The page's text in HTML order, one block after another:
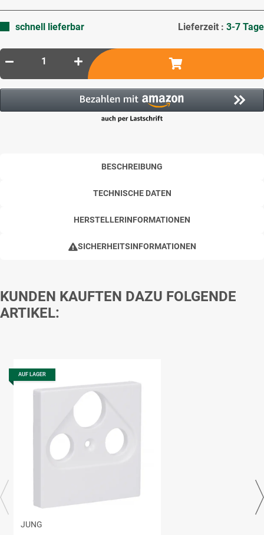
schnell lieferbar Lieferzeit : 3-7 Tage
BESCHREIBUNG
TECHNISCHE DATEN
HERSTELLERINFORMATIONEN
SICHERHEITSINFORMATIONEN
KUNDEN KAUFTEN DAZU FOLGENDE
ARTIKEL:
AUF LAGER
JUNG